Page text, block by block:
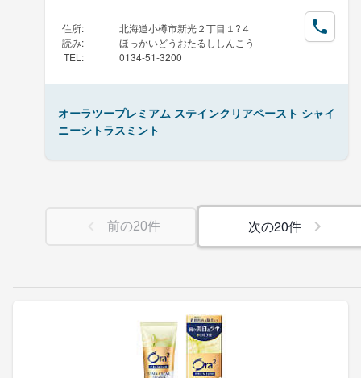
住所:
北海道小樽市新光２丁目１?４
読み:
ほっかいどうおたるししんこう
TEL : 0134-51-3200
オーラツープレミアム ステインクリアペースト シャイ
ニーシトラスミント
前の20件 次の20件